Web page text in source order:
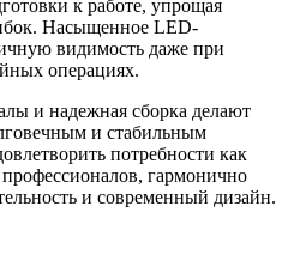
к работе, упрощая
Насыщенное LED-
видимость даже при
операциях.
и надежная сборка делают
и стабильным
потребности как
гармонично
и современный дизайн.